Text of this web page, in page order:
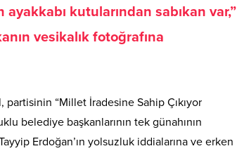
kutularından sabıkan var,”
vesikalık fotoğrafına
“Millet İradesine Sahip Çıkıyor
belediye başkanlarının tek günahının
Erdoğan’ın yolsuzluk iddialarına ve erken